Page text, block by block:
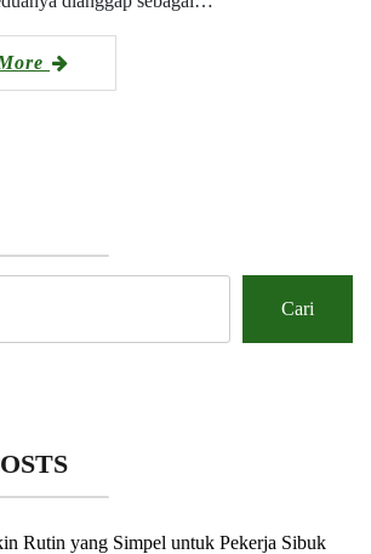
Cari
Rutin yang Simpel untuk Pekerja Sibuk